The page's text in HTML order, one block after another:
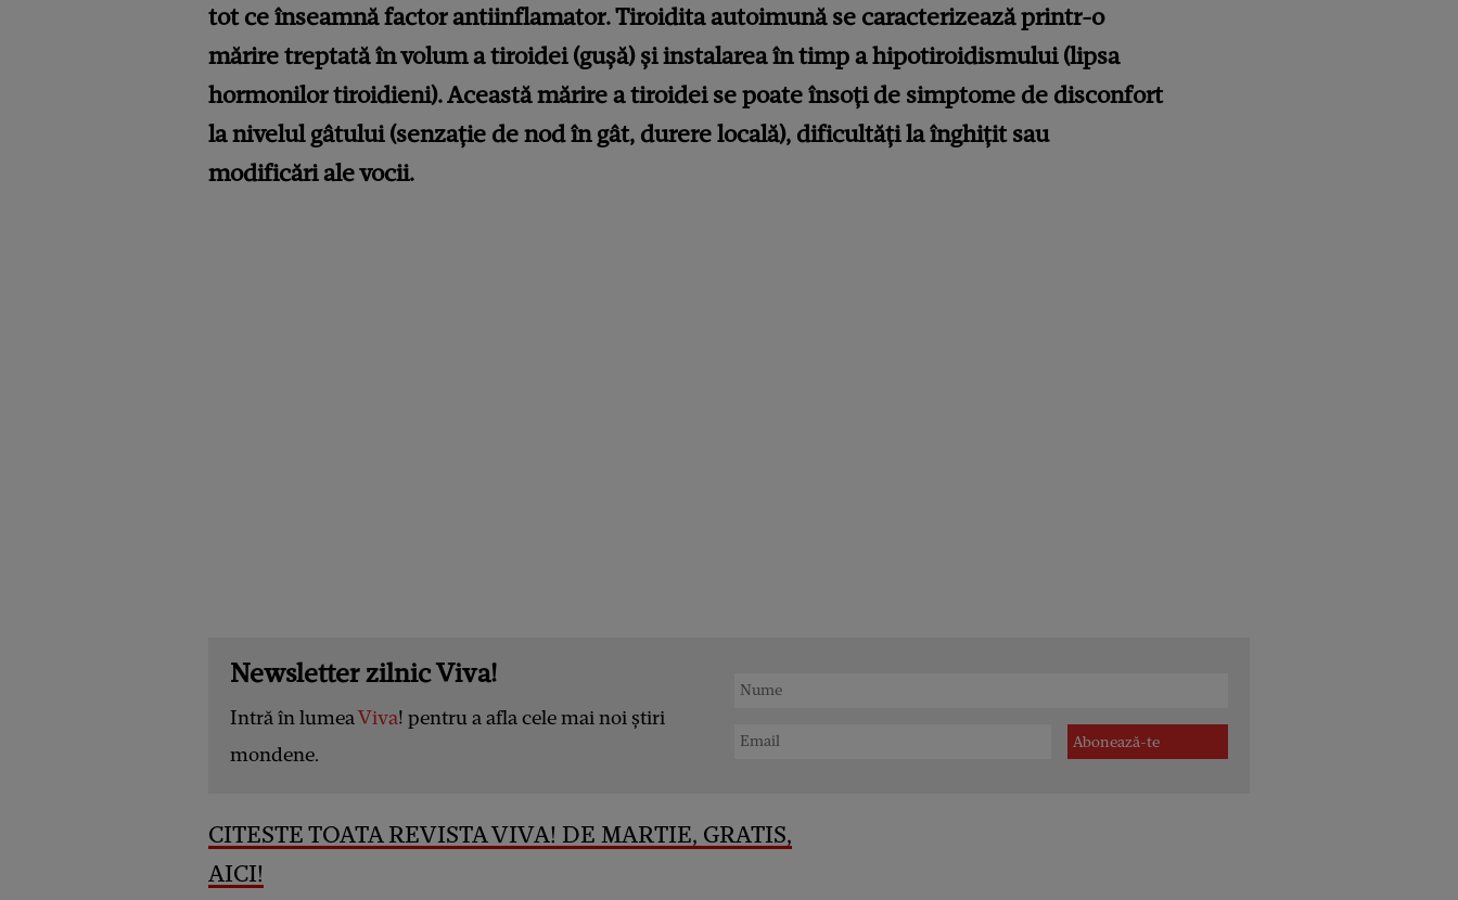
tot ce înseamnă factor antiinflamator. Tiroidita autoimună se caracterizează printr-o
mărire treptată în volum a tiroidei (gușă) și instalarea în timp a hipotiroidismului (lipsa
hormonilor tiroidieni). Această mărire a tiroidei se poate însoți de simptome de disconfort
la nivelul gâtului (senzație de nod în gât, durere locală), dificultăți la înghițit sau
modificări ale vocii.
Newsletter zilnic Viva!
Intră în lumeaViva! pentru a afla cele mai noi știri
mondene.
CITESTE TOATA REVISTA VIVA! DE MARTIE, GRATIS,
AICI!